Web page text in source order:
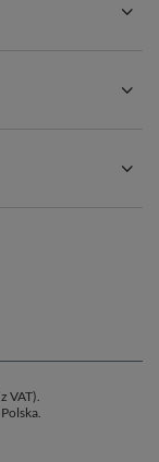
VAT).
Polska.